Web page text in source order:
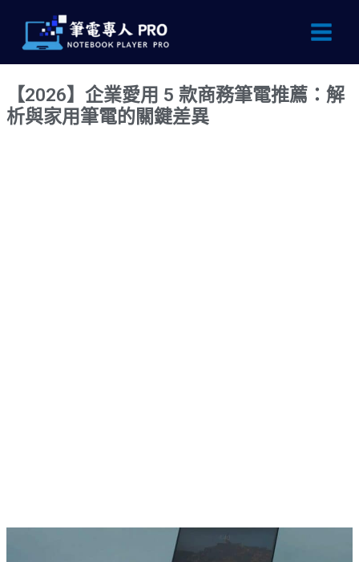
容
Main
【2026】企業愛用 5 款商務筆電推薦：解
析與家用筆電的關鍵差異